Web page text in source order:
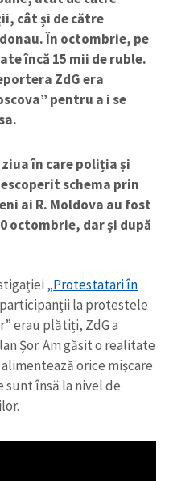
cât și de către
În octombrie, pe
încă 15 mii de ruble.
ZdG era
pentru a i se
în care poliția și
schema prin
ai R. Moldova au fost
octombrie, dar și după
„Protestatari în
la protestele
erau plătiți, ZdG a
Șor. Am găsit o realitate
orice mișcare
însă la nivel de